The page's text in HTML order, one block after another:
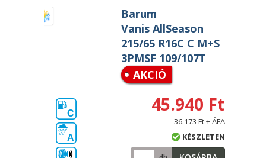
Barum
Vanis AllSeason
215/65 R16C C M+S
3PMSF 109/107T
AKCIÓ
C
A
45.940 Ft
36.173 Ft + ÁFA
KÉSZLETEN